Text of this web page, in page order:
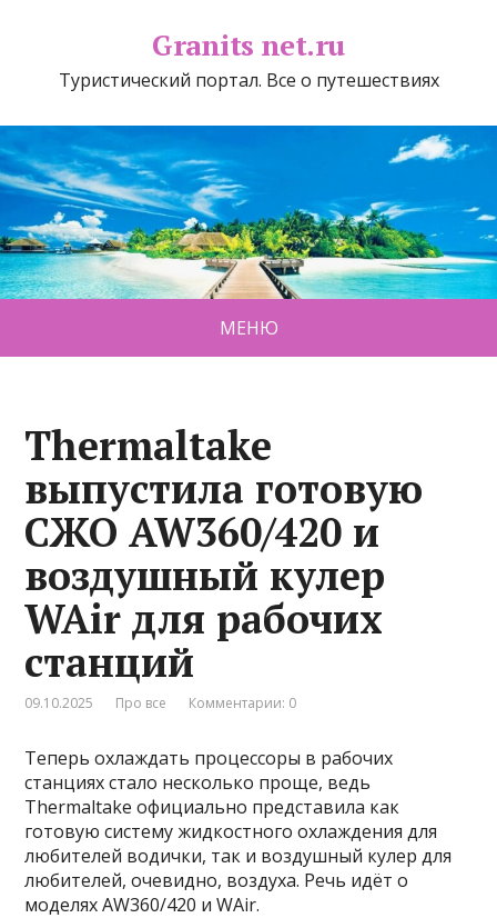
Granits net.ru
Туристический портал. Все о путешествиях
МЕНЮ
Thermaltake
выпустила готовую
СЖО AW360/420 и
воздушный кулер
WAir для рабочих
станций
09.10.2025 Про все Комментарии: 0
Теперь охлаждать процессоры в рабочих
станциях стало несколько проще, ведь
Thermaltake официально представила как
готовую систему жидкостного охлаждения для
любителей водички, так и воздушный кулер для
любителей, очевидно, воздуха. Речь идёт о
моделях AW360/420 и WAir.